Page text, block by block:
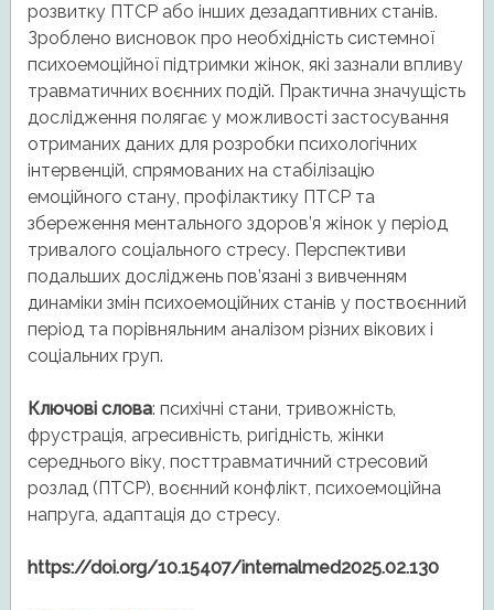
розвитку ПТСР або інших дезадаптивних станів.
Зроблено висновок про необхідність системної
психоемоційної підтримки жінок, які зазнали впливу
травматичних воєнних подій. Практична значущість
дослідження полягає у можливості застосування
отриманих даних для розробки психологічних
інтервенцій, спрямованих на стабілізацію
емоційного стану, профілактику ПТСР та
збереження ментального здоров’я жінок у період
тривалого соціального стресу. Перспективи
подальших досліджень пов’язані з вивченням
динаміки змін психоемоційних станів у поствоєнний
період та порівняльним аналізом різних вікових і
соціальних груп.
Ключові слова: психічні стани, тривожність,
фрустрація, агресивність, ригідність, жінки
середнього віку, посттравматичний стресовий
розлад (ПТСР), воєнний конфлікт, психоемоційна
напруга, адаптація до стресу.
https://doi.org/10.15407/internalmed2025.02.130